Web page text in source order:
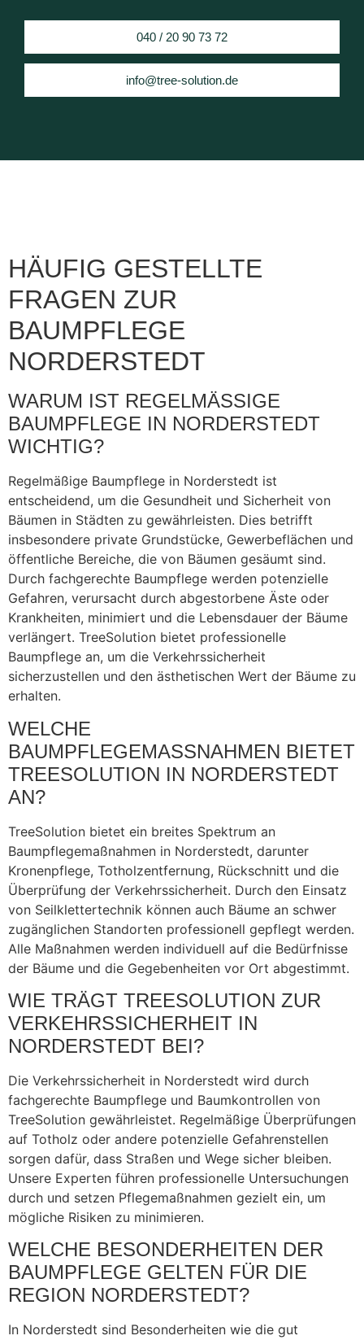
040 / 20 90 73 72
info@tree-solution.de
HÄUFIG GESTELLTE
FRAGEN ZUR
BAUMPFLEGE
NORDERSTEDT
WARUM IST REGELMÄSSIGE B
AUMPFLEGE IN NORDERSTEDT W
ICHTIG?
Regelmäßige Baumpflege in Norderstedt ist
entscheidend, um die Gesundheit und Sicherheit von
Bäumen in Städten zu gewährleisten. Dies betrifft
insbesondere private Grundstücke, Gewerbeflächen und
öffentliche Bereiche, die von Bäumen gesäumt sind.
Durch fachgerechte Baumpflege werden potenzielle
Gefahren, verursacht durch abgestorbene Äste oder
Krankheiten, minimiert und die Lebensdauer der Bäume
verlängert. TreeSolution bietet professionelle
Baumpflege an, um die Verkehrssicherheit
sicherzustellen und den ästhetischen Wert der Bäume zu
erhalten.
WELCHE
BAUMPFLEGEMASSNAHMEN BIETET T
REESOLUTION IN NORDERSTEDT A
N?
TreeSolution bietet ein breites Spektrum an
Baumpflegemaßnahmen in Norderstedt, darunter
Kronenpflege, Totholzentfernung, Rückschnitt und die
Überprüfung der Verkehrssicherheit. Durch den Einsatz
von Seilklettertechnik können auch Bäume an schwer
zugänglichen Standorten professionell gepflegt werden.
Alle Maßnahmen werden individuell auf die Bedürfnisse
der Bäume und die Gegebenheiten vor Ort abgestimmt.
WIE TRÄGT TREESOLUTION ZUR
VERKEHRSSICHERHEIT IN
NORDERSTEDT BEI?
Die Verkehrssicherheit in Norderstedt wird durch
fachgerechte Baumpflege und Baumkontrollen von
TreeSolution gewährleistet. Regelmäßige Überprüfungen
auf Totholz oder andere potenzielle Gefahrenstellen
sorgen dafür, dass Straßen und Wege sicher bleiben.
Unsere Experten führen professionelle Untersuchungen
durch und setzen Pflegemaßnahmen gezielt ein, um
mögliche Risiken zu minimieren.
WELCHE BESONDERHEITEN DER
BAUMPFLEGE GELTEN FÜR DIE
REGION NORDERSTEDT?
In Norderstedt sind Besonderheiten wie die gut